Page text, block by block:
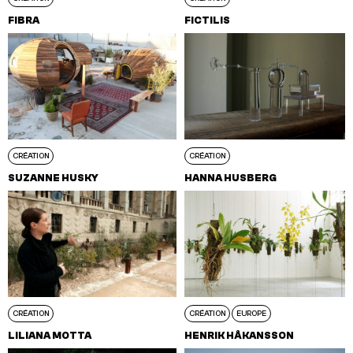
FIBRA FICTILIS
CRÉATION
SUZANNE HUSKY
CRÉATION
HANNA HUSBERG
CRÉATION
LILIANA MOTTA
CRÉATION EUROPE
HENRIK HÅKANSSON